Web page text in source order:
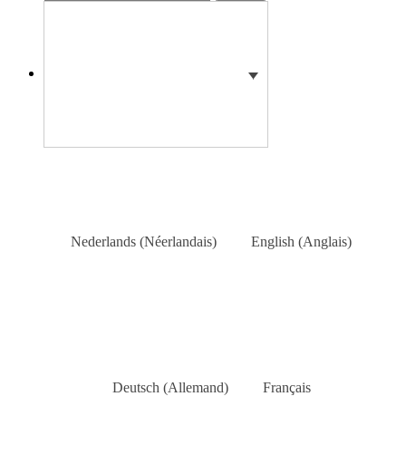
Nederlands (Néerlandais) English (Anglais)
Deutsch(Allemand) Français